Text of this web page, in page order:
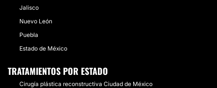
Jalisco
Nuevo León
Puebla
Estado de México
TRATAMIENTOS POR ESTADO
Cirugía plástica reconstructiva Ciudad de México